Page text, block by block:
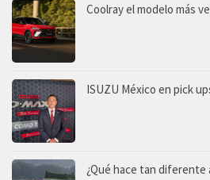
Coolray el modelo más
ISUZU México en pick
¿Qué hace tan diferente